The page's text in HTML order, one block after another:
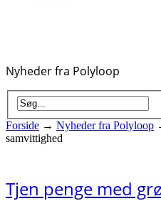
Nyheder fra Polyloop
Forside → Nyheder fra Polyloop
samvittighed
Tjen penge med